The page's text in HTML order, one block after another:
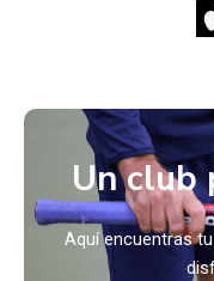
Un club
Aquí encuentras